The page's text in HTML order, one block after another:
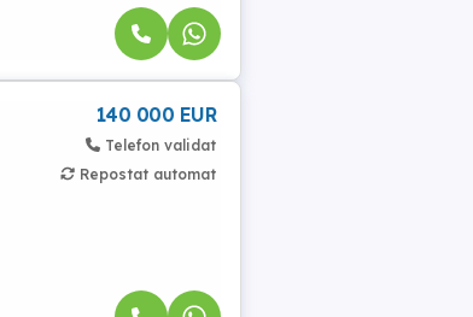
140 000 EUR
Telefon validat
Repostat automat